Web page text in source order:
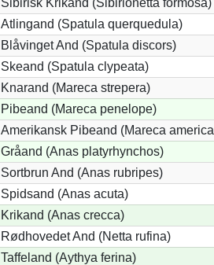
Atlingand (Spatula querquedula)
Blåvinget And (Spatula discors)
Skeand (Spatula clypeata)
Knarand (Mareca strepera)
Pibeand (Mareca penelope)
Amerikansk Pibeand (Mareca
Gråand (Anas platyrhynchos)
Sortbrun And (Anas rubripes)
Spidsand (Anas acuta)
Krikand (Anas crecca)
Rødhovedet And (Netta rufina)
Taffeland (Aythya ferina)